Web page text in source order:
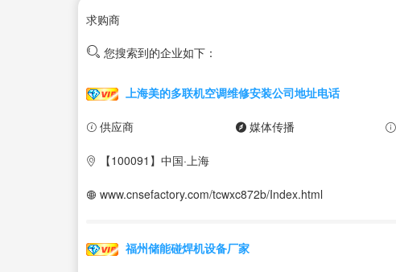
求购商
您搜索到的企业如下：
上海美的多联机空调维修安装公司地址电话
供应商 媒体传播
【100091】中国·上海
www.cnsefactory.com/tcwxc872b/Index.html
福州储能碰焊机设备厂家